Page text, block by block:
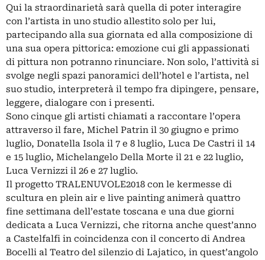
Qui la straordinarietà sarà quella di poter interagire
con l’artista in uno studio allestito solo per lui,
partecipando alla sua giornata ed alla composizione di
una sua opera pittorica: emozione cui gli appassionati
di pittura non potranno rinunciare. Non solo, l’attività si
svolge negli spazi panoramici dell’hotel e l’artista, nel
suo studio, interpreterà il tempo fra dipingere, pensare,
leggere, dialogare con i presenti.
Sono cinque gli artisti chiamati a raccontare l’opera
attraverso il fare, Michel Patrin il 30 giugno e primo
luglio, Donatella Isola il 7 e 8 luglio, Luca De Castri il 14
e 15 luglio, Michelangelo Della Morte il 21 e 22 luglio,
Luca Vernizzi il 26 e 27 luglio.
Il progetto TRALENUVOLE2018 con le kermesse di
scultura en plein air e live painting animerà quattro
fine settimana dell’estate toscana e una due giorni
dedicata a Luca Vernizzi, che ritorna anche quest’anno
a Castelfalfi in coincidenza con il concerto di Andrea
Bocelli al Teatro del silenzio di Lajatico, in quest’angolo